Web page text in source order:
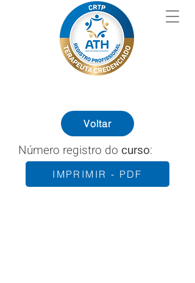
Voltar
Número registro do curso:
IMPRIMIR - PDF